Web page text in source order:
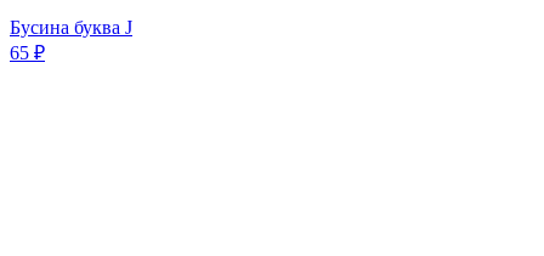
Бусина буква J
65 ₽